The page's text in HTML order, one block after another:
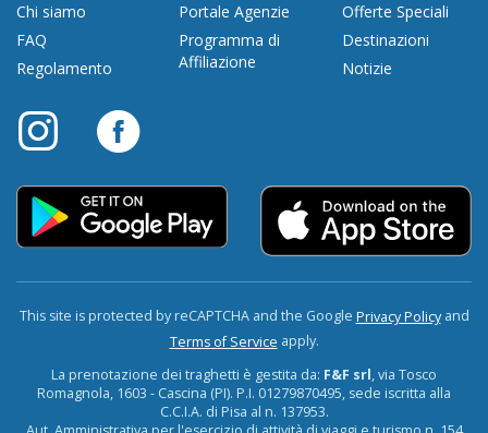
Chi siamo
FAQ
Regolamento
Portale Agenzie
Programma di
Affiliazione
Offerte Speciali
Destinazioni
Notizie
This site is protected by reCAPTCHA and the Google Privacy Policyand
Terms of Service apply.
La prenotazione dei traghetti è gestita da: F&F srl, via Tosco
Romagnola, 1603 - Cascina (PI). P.I. 01279870495, sede iscritta alla
C.C.I.A. di Pisa al n. 137953.